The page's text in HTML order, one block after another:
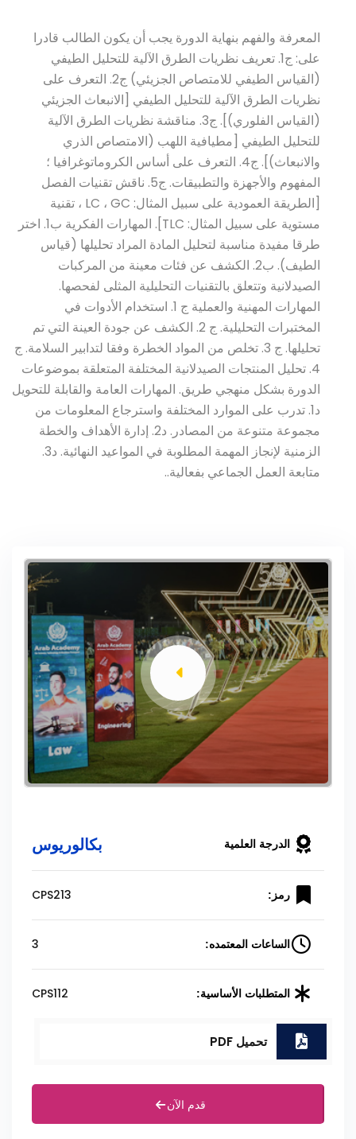
المعرفة والفهم بنهاية الدورة يجب أن يكون الطالب قادرا
على: ج1. تعريف نظريات الطرق الآلية للتحليل الطيفي
(القياس الطيفي للامتصاص الجزيئي) ج2. التعرف على
نظريات الطرق الآلية للتحليل الطيفي [الانبعاث الجزيئي
(القياس الفلوري)]. ج3. مناقشة نظريات الطرق الآلية
للتحليل الطيفي [مطيافية اللهب (الامتصاص الذري
والانبعاث)]. ج4. التعرف على أساس الكروماتوغرافيا ؛
المفهوم والأجهزة والتطبيقات. ج5. ناقش تقنيات الفصل
[الطريقة العمودية على سبيل المثال: LC ، GC ، تقنية
مستوية على سبيل المثال: TLC]. المهارات الفكرية ب1. اختر
طرقا مفيدة مناسبة لتحليل المادة المراد تحليلها (قياس
الطيف). ب2. الكشف عن فئات معينة من المركبات
الصيدلانية وتتعلق بالتقنيات التحليلية المثلى لفحصها.
المهارات المهنية والعملية ج 1. استخدام الأدوات في
المختبرات التحليلية. ج 2. الكشف عن جودة العينة التي تم
تحليلها. ج 3. تخلص من المواد الخطرة وفقا لتدابير السلامة. ج
4. تحليل المنتجات الصيدلانية المختلفة المتعلقة بموضوعات
الدورة بشكل منهجي طريق. المهارات العامة والقابلة للتحويل
د1. تدرب على الموارد المختلفة واسترجاع المعلومات من
مجموعة متنوعة من المصادر. د2. إدارة الأهداف والخطة
الزمنية لإنجاز المهمة المطلوبة في المواعيد النهائية. د3.
متابعة العمل الجماعي بفعالية..
الدرجة العلمية بكالوريوس
رمز: CPS213
الساعات المعتمده: 3
المتطلبات الأساسية: CPS112
تحميل PDF
قدم الآن